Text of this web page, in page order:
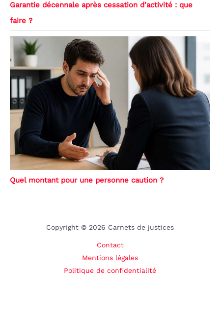
Garantie décennale après cessation d’activité : que
faire ?
Quel montant pour une personne caution ?
Copyright © 2026 Carnets de justices
Contact
Mentions légales
Politique de confidentialité